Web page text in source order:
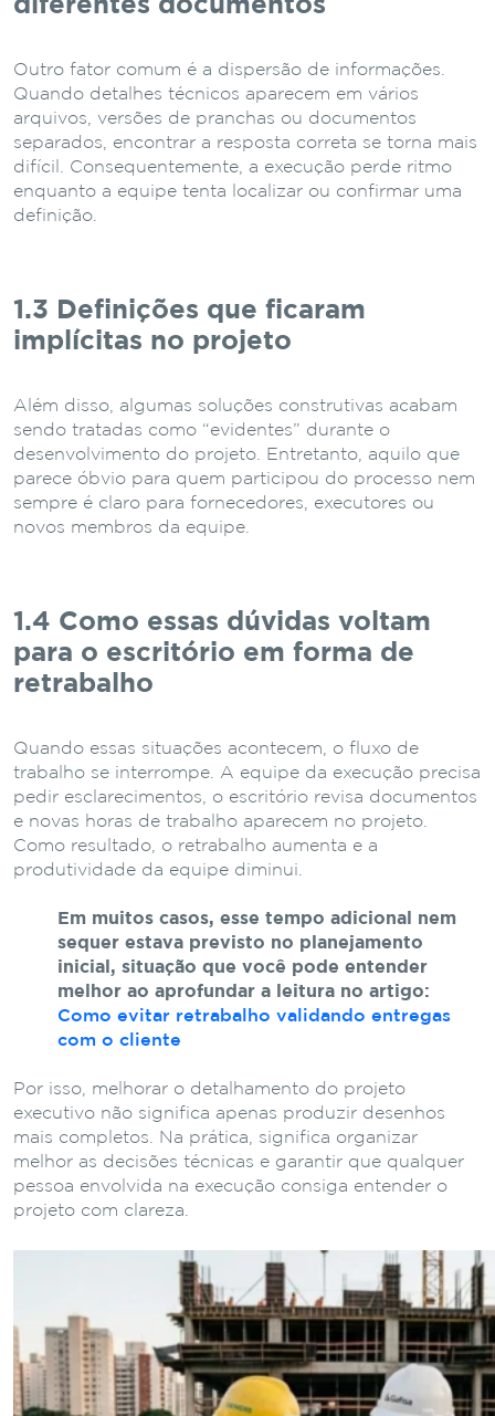
diferentes documentos
Outro fator comum é a dispersão de informações.
Quando detalhes técnicos aparecem em vários
arquivos, versões de pranchas ou documentos
separados, encontrar a resposta correta se torna mais
difícil. Consequentemente, a execução perde ritmo
enquanto a equipe tenta localizar ou confirmar uma
definição.
1.3 Definições que ficaram
implícitas no projeto
Além disso, algumas soluções construtivas acabam
sendo tratadas como “evidentes” durante o
desenvolvimento do projeto. Entretanto, aquilo que
parece óbvio para quem participou do processo nem
sempre é claro para fornecedores, executores ou
novos membros da equipe.
1.4 Como essas dúvidas voltam
para o escritório em forma de
retrabalho
Quando essas situações acontecem, o fluxo de
trabalho se interrompe. A equipe da execução precisa
pedir esclarecimentos, o escritório revisa documentos
e novas horas de trabalho aparecem no projeto.
Como resultado, o retrabalho aumenta e a
produtividade da equipe diminui.
Em muitos casos, esse tempo adicional nem
sequer estava previsto no planejamento
inicial, situação que você pode entender
melhor ao aprofundar a leitura no artigo:
Como evitar retrabalho validando entregas
com o cliente
Por isso, melhorar o detalhamento do projeto
executivo não significa apenas produzir desenhos
mais completos. Na prática, significa organizar
melhor as decisões técnicas e garantir que qualquer
pessoa envolvida na execução consiga entender o
projeto com clareza.